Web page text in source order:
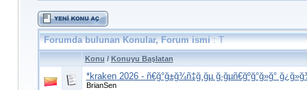
Forumda bulunan Konular, Forum ismi: T
Konu / Konuyu Başlatan
*kraken 2026 - ñ€ğ°ğ±ğ¾ñ‡ğ¸ğµ ğ·ğµñ€ğºğ°ğ»ğ°
BrianSen